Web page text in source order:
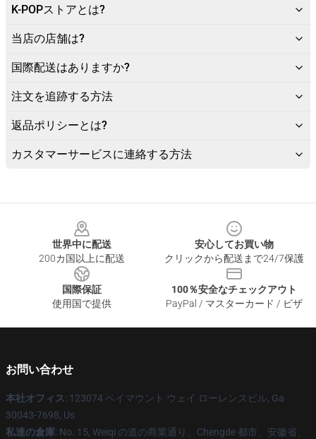
K-POPストアとは?
当店の店舗は?
国際配送はありますか?
注文を追跡する方法
返品ポリシーとは?
カスタマーサービスに連絡する方法
世界中に配送
200カ国以上に配送
安心してお買い物
クリックから配送まで24/7保護
国際保証
使用国で提供
100％安全なチェックアウト
PayPal / マスターカード / ビザ
お問い合わせ
本社オフィス: 123074 ベイマウント ウェイ ローレンスビル, Ga
30043-7698, Us
私達の倉庫: No. 15, Weiqi の道の商業通り、Chengde 都市、安徽省、